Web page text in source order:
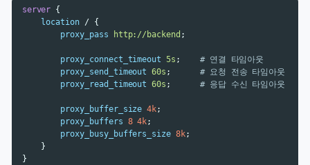
server {
location /
{
proxy_pass
http://backend ;
proxy_connect_timeout 5s ;
# 연결 타임아웃
proxy_send_timeout 60s ;
# 요청 전송 타임아웃
proxy_read_timeout 60s ; # 응답 수신 타임아웃
proxy_buffer_size 4k;
proxy_buffers 8 4k;
proxy_busy_buffers_size 8k;
}
}